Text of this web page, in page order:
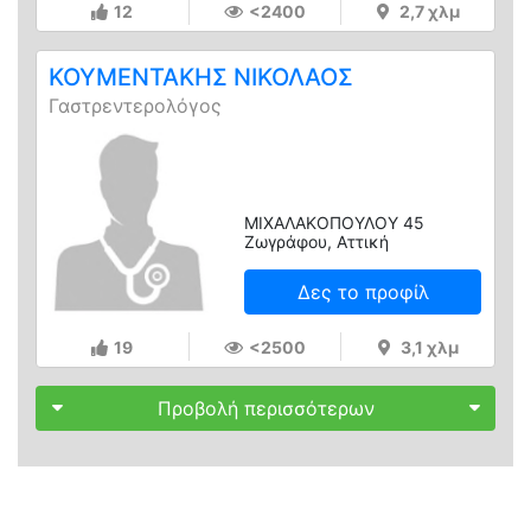
12 <2400 2,7 χλμ
ΚΟΥΜΕΝΤΑΚΗΣ ΝΙΚΟΛΑΟΣ
Γαστρεντερολόγος
ΜΙΧΑΛΑΚΟΠΟΥΛΟΥ 45
Ζωγράφου, Αττική
Δες το προφίλ
19 <2500 3,1 χλμ
Προβολή περισσότερων